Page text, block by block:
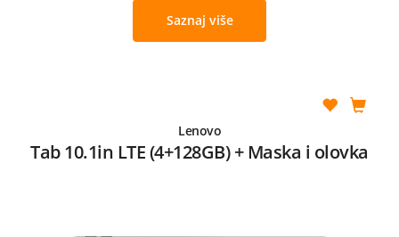
Saznaj više
Lenovo
Tab 10.1in LTE (4+128GB) + Maska i olovka